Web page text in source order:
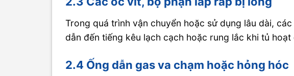
Trong quá trình vận chuyển hoặc sử dụng lâu dài,
dẫn đến tiếng kêu lạch cạch hoặc rung lắc khi tủ
2.4 Ống dẫn gas va chạm hoặc hỏng hóc